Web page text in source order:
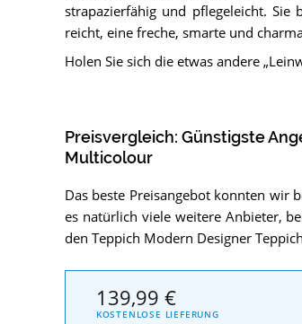
strapazierfähig und pflegeleicht. Sie
reicht, eine freche, smarte und
Holen Sie sich die etwas andere
Preisvergleich: Günstigste
Multicolour
Das beste Preisangebot konnten wir
es natürlich viele weitere Anbieter,
den Teppich Modern Designer
139,99 €
KOSTENLOSE LIEFERUNG